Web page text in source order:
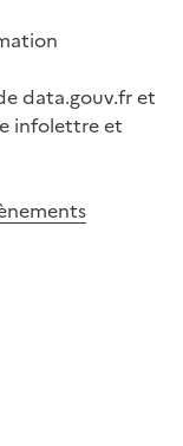
data.gouv.fr et
infolettre et